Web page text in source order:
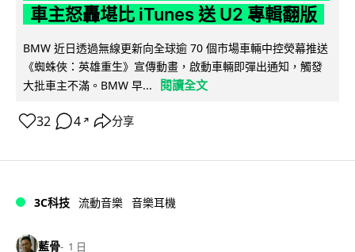
車主怒轟堪比 iTunes 送 U2 專輯翻版
BMW 近日透過無線更新向全球逾 70 個市場車輛中控熒幕推送
《蜘蛛俠：英雄重生》宣傳動畫，啟動車輛即彈出通知，觸發
大批車主不滿。BMW 早...
閱讀全文
32 4 ↗ 分享
3C科技 流動音樂 音樂耳機
藍骨 1 日